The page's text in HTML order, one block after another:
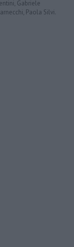
Gabriele
Paola Silvi.